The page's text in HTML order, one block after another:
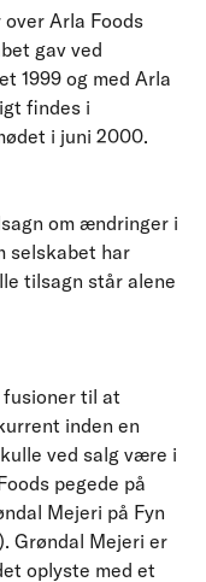
Arla Foods
gav ved
1999 og med Arla
findes i
i juni 2000.
om ændringer i
selskabet har
tilsagn står alene
fusioner til at
inden en
ved salg være i
pegede på
Mejeri på Fyn
Grøndal Mejeri er
oplyste med et